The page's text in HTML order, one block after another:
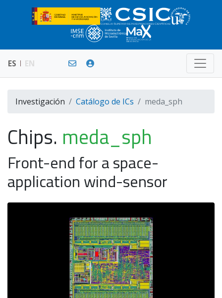
ES EN
Investigación Catálogo de ICs meda_sph
Chips. meda_sph
Front-end for a space-
application wind-sensor